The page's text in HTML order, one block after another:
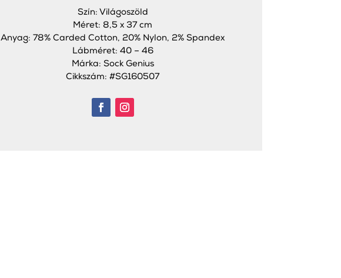
Szín: Világoszöld
Méret: 8,5 x 37 cm
Anyag: 78% Carded Cotton, 20% Nylon, 2% Spandex
Lábméret: 40 – 46
Márka: Sock Genius
Cikkszám: #SG160507